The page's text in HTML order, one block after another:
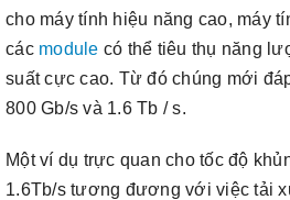
cho máy tính hiệu năng cao, máy
các module có thể tiêu thụ năng
suất cực cao. Từ đó chúng mới
800 Gb/s và 1.6 Tb / s.
Một ví dụ trực quan cho tốc độ
1.6Tb/s tương đương với việc tải